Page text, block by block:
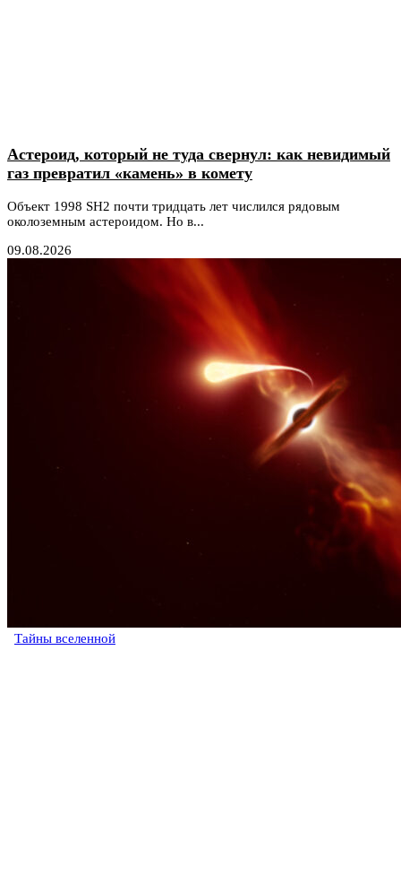
Астероид, который не туда свернул: как невидимый
газ превратил «камень» в комету
Объект 1998 SH2 почти тридцать лет числился рядовым
околоземным астероидом. Но в...
09.08.2026
Тайны вселенной